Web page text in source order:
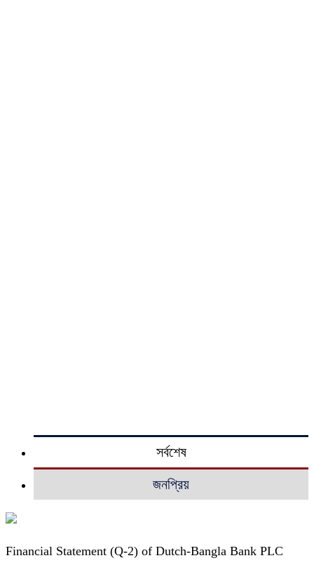
সর্বশেষ
জনপ্রিয়
Financial Statement (Q-2) of Dutch-Bangla Bank PLC